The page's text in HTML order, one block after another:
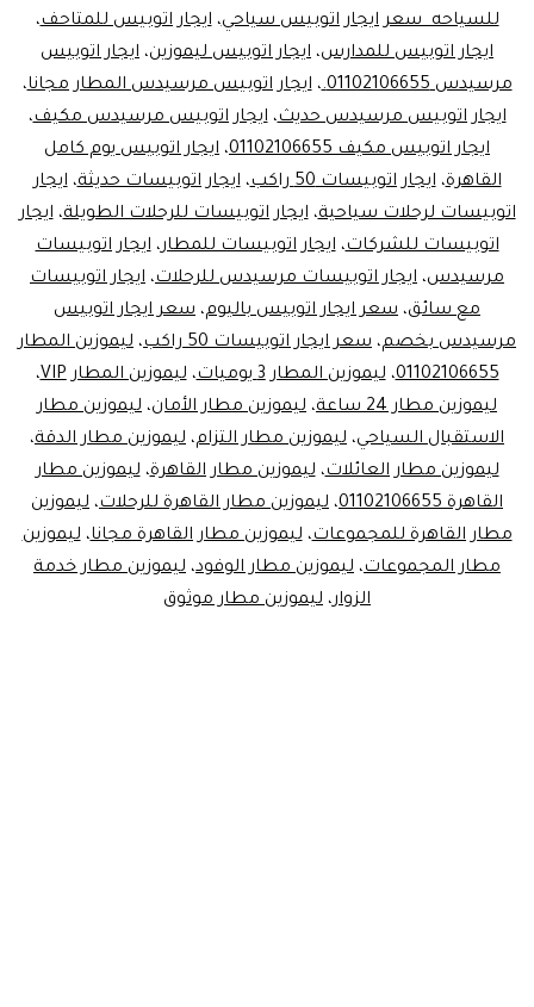
مصر
للسياحه سعر ايجار اتوبيس سياحي،ايجار اتوبيس للمتاحف،
ايجار اتوبيس للمدارس، ايجار اتوبيس ليموزين، ايجار اتوبيس
مرسيدس 01102106655.
،ايجار اتوبيس مرسيدس المطار مجانا،
ايجار اتوبيس مرسيدس حديث،ايجار اتوبيس مرسيدس مكيف،
ايجار اتوبيس مكيف 01102106655
، ايجار اتوبيس يوم كامل
القاهرة،ايجار اتوبيسات 50 راكب ،ايجار اتوبيسات حديثة،ايجار
اتوبيسات لرحلات سياحية،ايجار اتوبيسات للرحلات الطويلة،ايجار
اتوبيسات للشركات،ايجار اتوبيسات للمطار،ايجار اتوبيسات
مرسيدس، ايجار اتوبيسات مرسيدس للرحلات، ايجار اتوبيسات
مع سائق، سعر ايجار اتوبيس باليوم، سعر ايجار اتوبيس
مرسيدس بخصم، سعر ايجار اتوبيسات 50 راكب ، ليموزين المطار
01102106655،ليموزين المطار 3 يوميات ،ليموزين المطار VIP
،
ليموزين مطار 24 ساعة
، ليموزين مطار الأمان، ليموزين مطار
الاستقبال السياحي، ليموزين مطار التزام، ليموزين مطار الدقة،
ليموزين مطار العائلات،ليموزين مطار القاهرة،ليموزين مطار
القاهرة 01102106655
، ليموزين مطار القاهرة للرحلات، ليموزين
مطار القاهرة للمجموعات،ليموزين مطار القاهرة مجانا،ليموزين
مطار المجموعات، ليموزين مطار الوفود، ليموزين مطار خدمة
الزوار، ليموزين مطار موثوق